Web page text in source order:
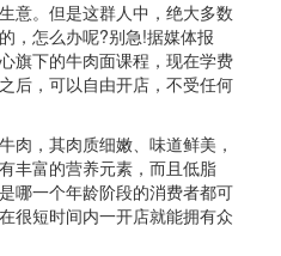
意。但是这群人中，绝大多数
，怎么办呢?别急!据媒体报
旗下的牛肉面课程，现在学费
后，可以自由开店，不受任何
肉，其肉质细嫩、味道鲜美，
丰富的营养元素，而且低脂
哪一个年龄阶段的消费者都可
很短时间内一开店就能拥有众